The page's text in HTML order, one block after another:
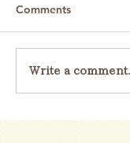
Comments
Write a comment...